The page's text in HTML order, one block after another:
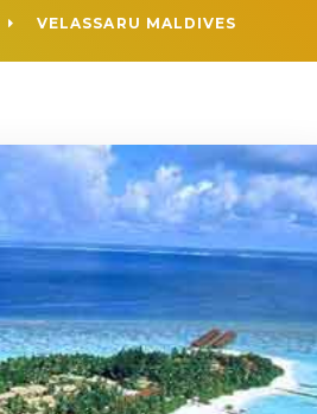
VELASSARU MALDIVES